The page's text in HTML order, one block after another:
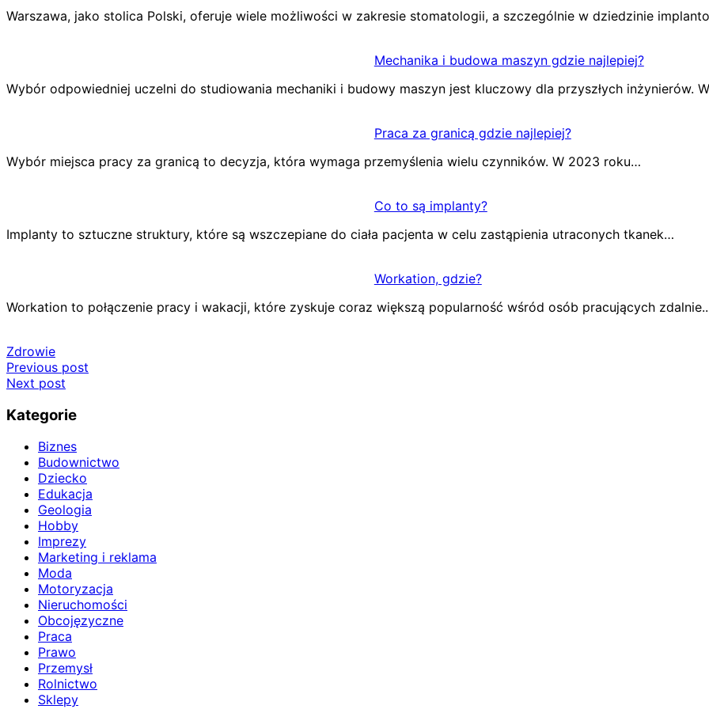
Warszawa, jako stolica Polski, oferuje wiele możliwości w zakresie stomatologii, a szczególnie w dziedzinie
Mechanika i budowa maszyn gdzie najlepiej?
Wybór odpowiedniej uczelni do studiowania mechaniki i budowy maszyn jest kluczowy dla przyszłych inżynierów.
Praca za granicą gdzie najlepiej?
Wybór miejsca pracy za granicą to decyzja, która wymaga przemyślenia wielu czynników. W 2023 roku…
Co to są implanty?
Implanty to sztuczne struktury, które są wszczepiane do ciała pacjenta w celu zastąpienia utraconych tkanek…
Workation, gdzie?
Workation to połączenie pracy i wakacji, które zyskuje coraz większą popularność wśród osób pracujących
Zdrowie
Nawigacja
wpisu
Previous post
Next post
Kategorie
Biznes
Budownictwo
Dziecko
Edukacja
Geologia
Hobby
Imprezy
Marketing i reklama
Moda
Motoryzacja
Nieruchomości
Obcojęzyczne
Praca
Prawo
Przemysł
Rolnictwo
Sklepy